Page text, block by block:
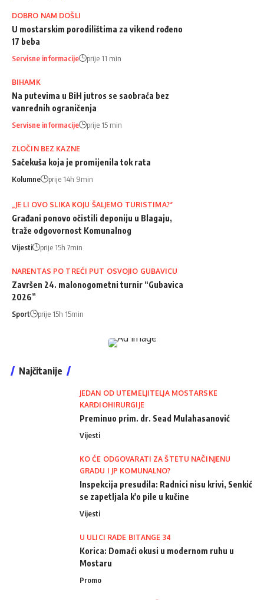
DOBRO NAM DOŠLI
U mostarskim porodilištima za vikend rođeno
17 beba
Servisne informacije prije 11 min
BIHAMK
Na putevima u BiH jutros se saobraća bez
vanrednih ograničenja
Servisne informacije prije 15 min
ZLOČIN BEZ KAZNE
Sačekuša koja je promijenila tok rata
Kolumne prije 14h 9min
„JE LI OVO SLIKA KOJU ŠALJEMO TURISTIMA?“
Građani ponovo očistili deponiju u Blagaju,
traže odgovornost Komunalnog
Vijesti prije 15h 7min
NARENTAS PO TREĆI PUT OSVOJIO GUBAVICU
Završen 24. malonogometni turnir “Gubavica
2026”
Sport prije 15h 15min
Najčitanije
JEDAN OD UTEMELJITELJA MOSTARSKE
KARDIOHIRURGIJE
Preminuo prim. dr. Sead Mulahasanović
Vijesti
KO ĆE ODGOVARATI ZA ŠTETU NAČINJENU
GRADU I JP KOMUNALNO?
Inspekcija presudila: Radnici nisu krivi, Senkić
se zapetljala k'o pile u kučine
Vijesti
U ULICI RADE BITANGE 34
Korica: Domaći okusi u modernom ruhu u
Mostaru
Promo